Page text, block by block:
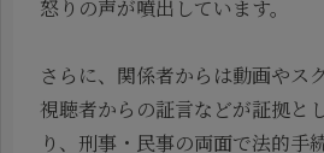
怒りの声が噴出しています。
さらに、関係者からは動画やス
視聴者からの証言などが証拠と
り、刑事・民事の両面で法的手